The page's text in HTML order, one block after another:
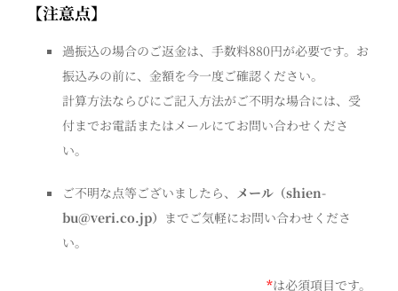
【注意点】
過振込の場合のご返金は、手数料880円が必要です。お
振込みの前に、金額を今一度ご確認ください。
計算方法ならびにご記入方法がご不明な場合には、受
付までお電話またはメールにてお問い合わせくださ
い。
ご不明な点等ございましたら、 メール（shien-
bu@veri.co.jp） までご気軽にお問い合わせくださ
い。
*は必須項目です。